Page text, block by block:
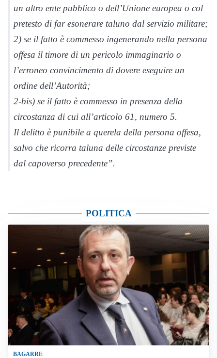
un altro ente pubblico o dell’Unione europea o col
pretesto di far esonerare taluno dal servizio militare;
2) se il fatto è commesso ingenerando nella persona
offesa il timore di un pericolo immaginario o
l’erroneo convincimento di dovere eseguire un
ordine dell’Autorità;
2-bis) se il fatto è commesso in presenza della
circostanza di cui all’articolo 61, numero 5.
Il delitto è punibile a querela della persona offesa,
salvo che ricorra taluna delle circostanze previste
dal capoverso precedente”.
POLITICA
BAGARRE